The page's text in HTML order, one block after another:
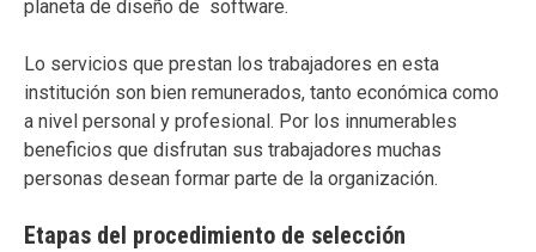
planeta de diseño de software.
Lo servicios que prestan los trabajadores en esta
institución son bien remunerados, tanto económica como
a nivel personal y profesional. Por los innumerables
beneficios que disfrutan sus trabajadores muchas
personas desean formar parte de la organización.
Etapas del procedimiento de selección